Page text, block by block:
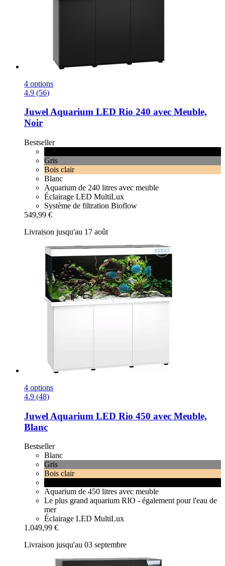
4 options
4.9 (56)
JuwelAquarium LED Rio 240 avec Meuble,
Noir
Bestseller
Gris
Bois clair
Blanc
Aquarium de 240 litres avec meuble
Éclairage LED MultiLux
Système de filtration Bioflow
549,99 €
Livraison jusqu'au 17 août
4 options
4.9 (48)
Juwel Aquarium LED Rio 450 avec Meuble,
Blanc
Bestseller
Blanc
Gris
Bois clair
Aquarium de 450 litres avec meuble
Le plus grand aquarium RIO - également pour l'eau de
mer
Éclairage LED MultiLux
1.049,99 €
Livraison jusqu'au 03 septembre